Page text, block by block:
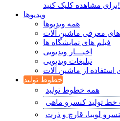
برای مشاهده کلیک کنید!
ویدیوها
همه ویدیوها
های معرفی ماشین آلات
فیلم های نمایشگاه ها
اخبـــار ویدیویی
تبلیغات ویدیویی
استفاده از ماشین آلات
خطوط تولید
همه خطوط تولید
خط تولید کنسرو ماهی
لوبیا، قارچ و ذرت